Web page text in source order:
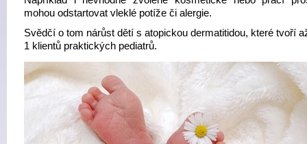
mohou odstartovat vleklé potíže či alergie.
Svědčí o tom nárůst dětí s atopickou dermatitidou, které tvoří
1 klientů praktických pediatrů.